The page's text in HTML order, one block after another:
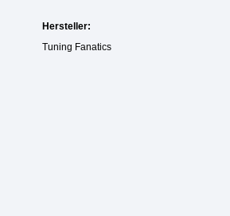
Hersteller:
Tuning Fanatics